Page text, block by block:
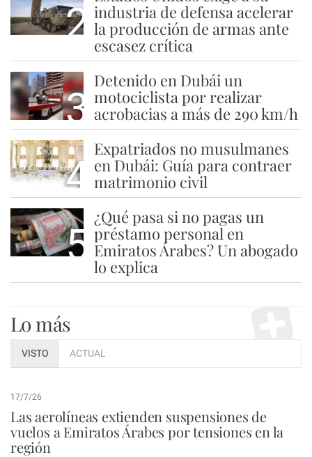
2 industria de defensa acelerar
la producción de armas ante
escasez crítica
3
Detenido en Dubái un
motociclista por realizar
acrobacias a más de 290 km/h
4
Expatriados no musulmanes
en Dubái: Guía para contraer
matrimonio civil
5
¿Qué pasa si no pagas un
préstamo personal en
Emiratos Árabes? Un abogado
lo explica
Lo más
VISTO ACTUAL
17/7/26
Las aerolíneas extienden suspensiones de
vuelos a Emiratos Árabes por tensiones en la
región